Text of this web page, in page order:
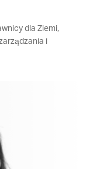
dla Ziemi,
i